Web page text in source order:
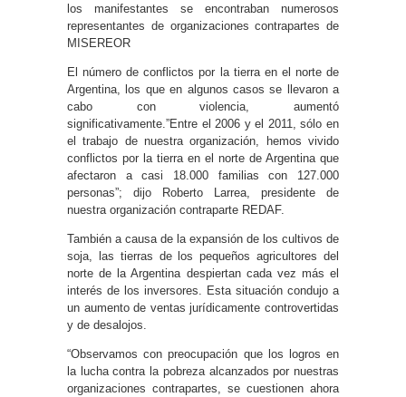
los manifestantes se encontraban numerosos
representantes de organizaciones contrapartes de
MISEREOR
El número de conflictos por la tierra en el norte de
Argentina, los que en algunos casos se llevaron a
cabo con violencia, aumentó
significativamente.”Entre el 2006 y el 2011, sólo en
el trabajo de nuestra organización, hemos vivido
conflictos por la tierra en el norte de Argentina que
afectaron a casi 18.000 familias con 127.000
personas”; dijo Roberto Larrea, presidente de
nuestra organización contraparte REDAF.
También a causa de la expansión de los cultivos de
soja, las tierras de los pequeños agricultores del
norte de la Argentina despiertan cada vez más el
interés de los inversores. Esta situación condujo a
un aumento de ventas jurídicamente controvertidas
y de desalojos.
“Observamos con preocupación que los logros en
la lucha contra la pobreza alcanzados por nuestras
organizaciones contrapartes, se cuestionen ahora